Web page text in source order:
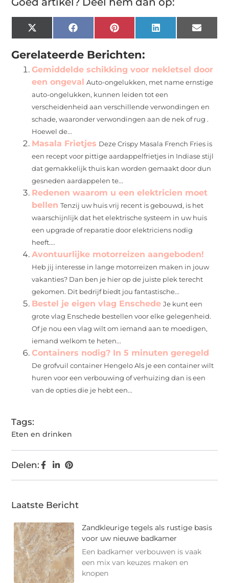
X
(Twitter)
FacebookPinterest LinkedIn Email
Gerelateerde Berichten:
Gemiddelde schikking voor nekletsel door
een ongeval Auto-ongelukken, met name ernstige
auto-ongelukken, kunnen leiden tot een
verscheidenheid aan verschillende verwondingen en
schade, waaronder verwondingen aan de nek of rug .
Hoewel de...
Masala Frietjes Deze Crispy Masala French Fries is
een recept voor pittige aardappelfrietjes in Indiase stijl
dat gemakkelijk thuis kan worden gemaakt door dun
gesneden aardappelen te...
Redenen waarom u een elektricien moet
bellen Tenzij uw huis vrij recent is gebouwd, is het
waarschijnlijk dat het elektrische systeem in uw huis
een upgrade of reparatie door elektriciens nodig
heeft....
Avontuurlijke motorreizen aangeboden!
Heb jij interesse in lange motorreizen maken in jouw
vakanties? Dan ben je hier op de juiste plek terecht
gekomen. Dit bedrijf biedt jou fantastische...
Bestel je eigen vlag Enschede Je kunt een
grote vlag Enschede bestellen voor elke gelegenheid.
Of je nou een vlag wilt om iemand aan te moedigen,
iemand welkom te heten...
Containers nodig? In 5 minuten geregeld
De grofvuil container Hengelo Als je een container wilt
huren voor een verbouwing of verhuizing dan is een
van de opties die je hebt een...
Tags:
Eten en drinken
Delen:
Laatste Bericht
Zandkleurige tegels als rustige basis
voor uw nieuwe badkamer
Een badkamer verbouwen is vaak
een mix van keuzes maken en
knopen